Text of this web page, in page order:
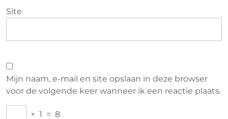
Site
Mijn naam, e-mail en site opslaan in deze browser
voor de volgende keer wanneer ik een reactie plaats.
× 1 = 8